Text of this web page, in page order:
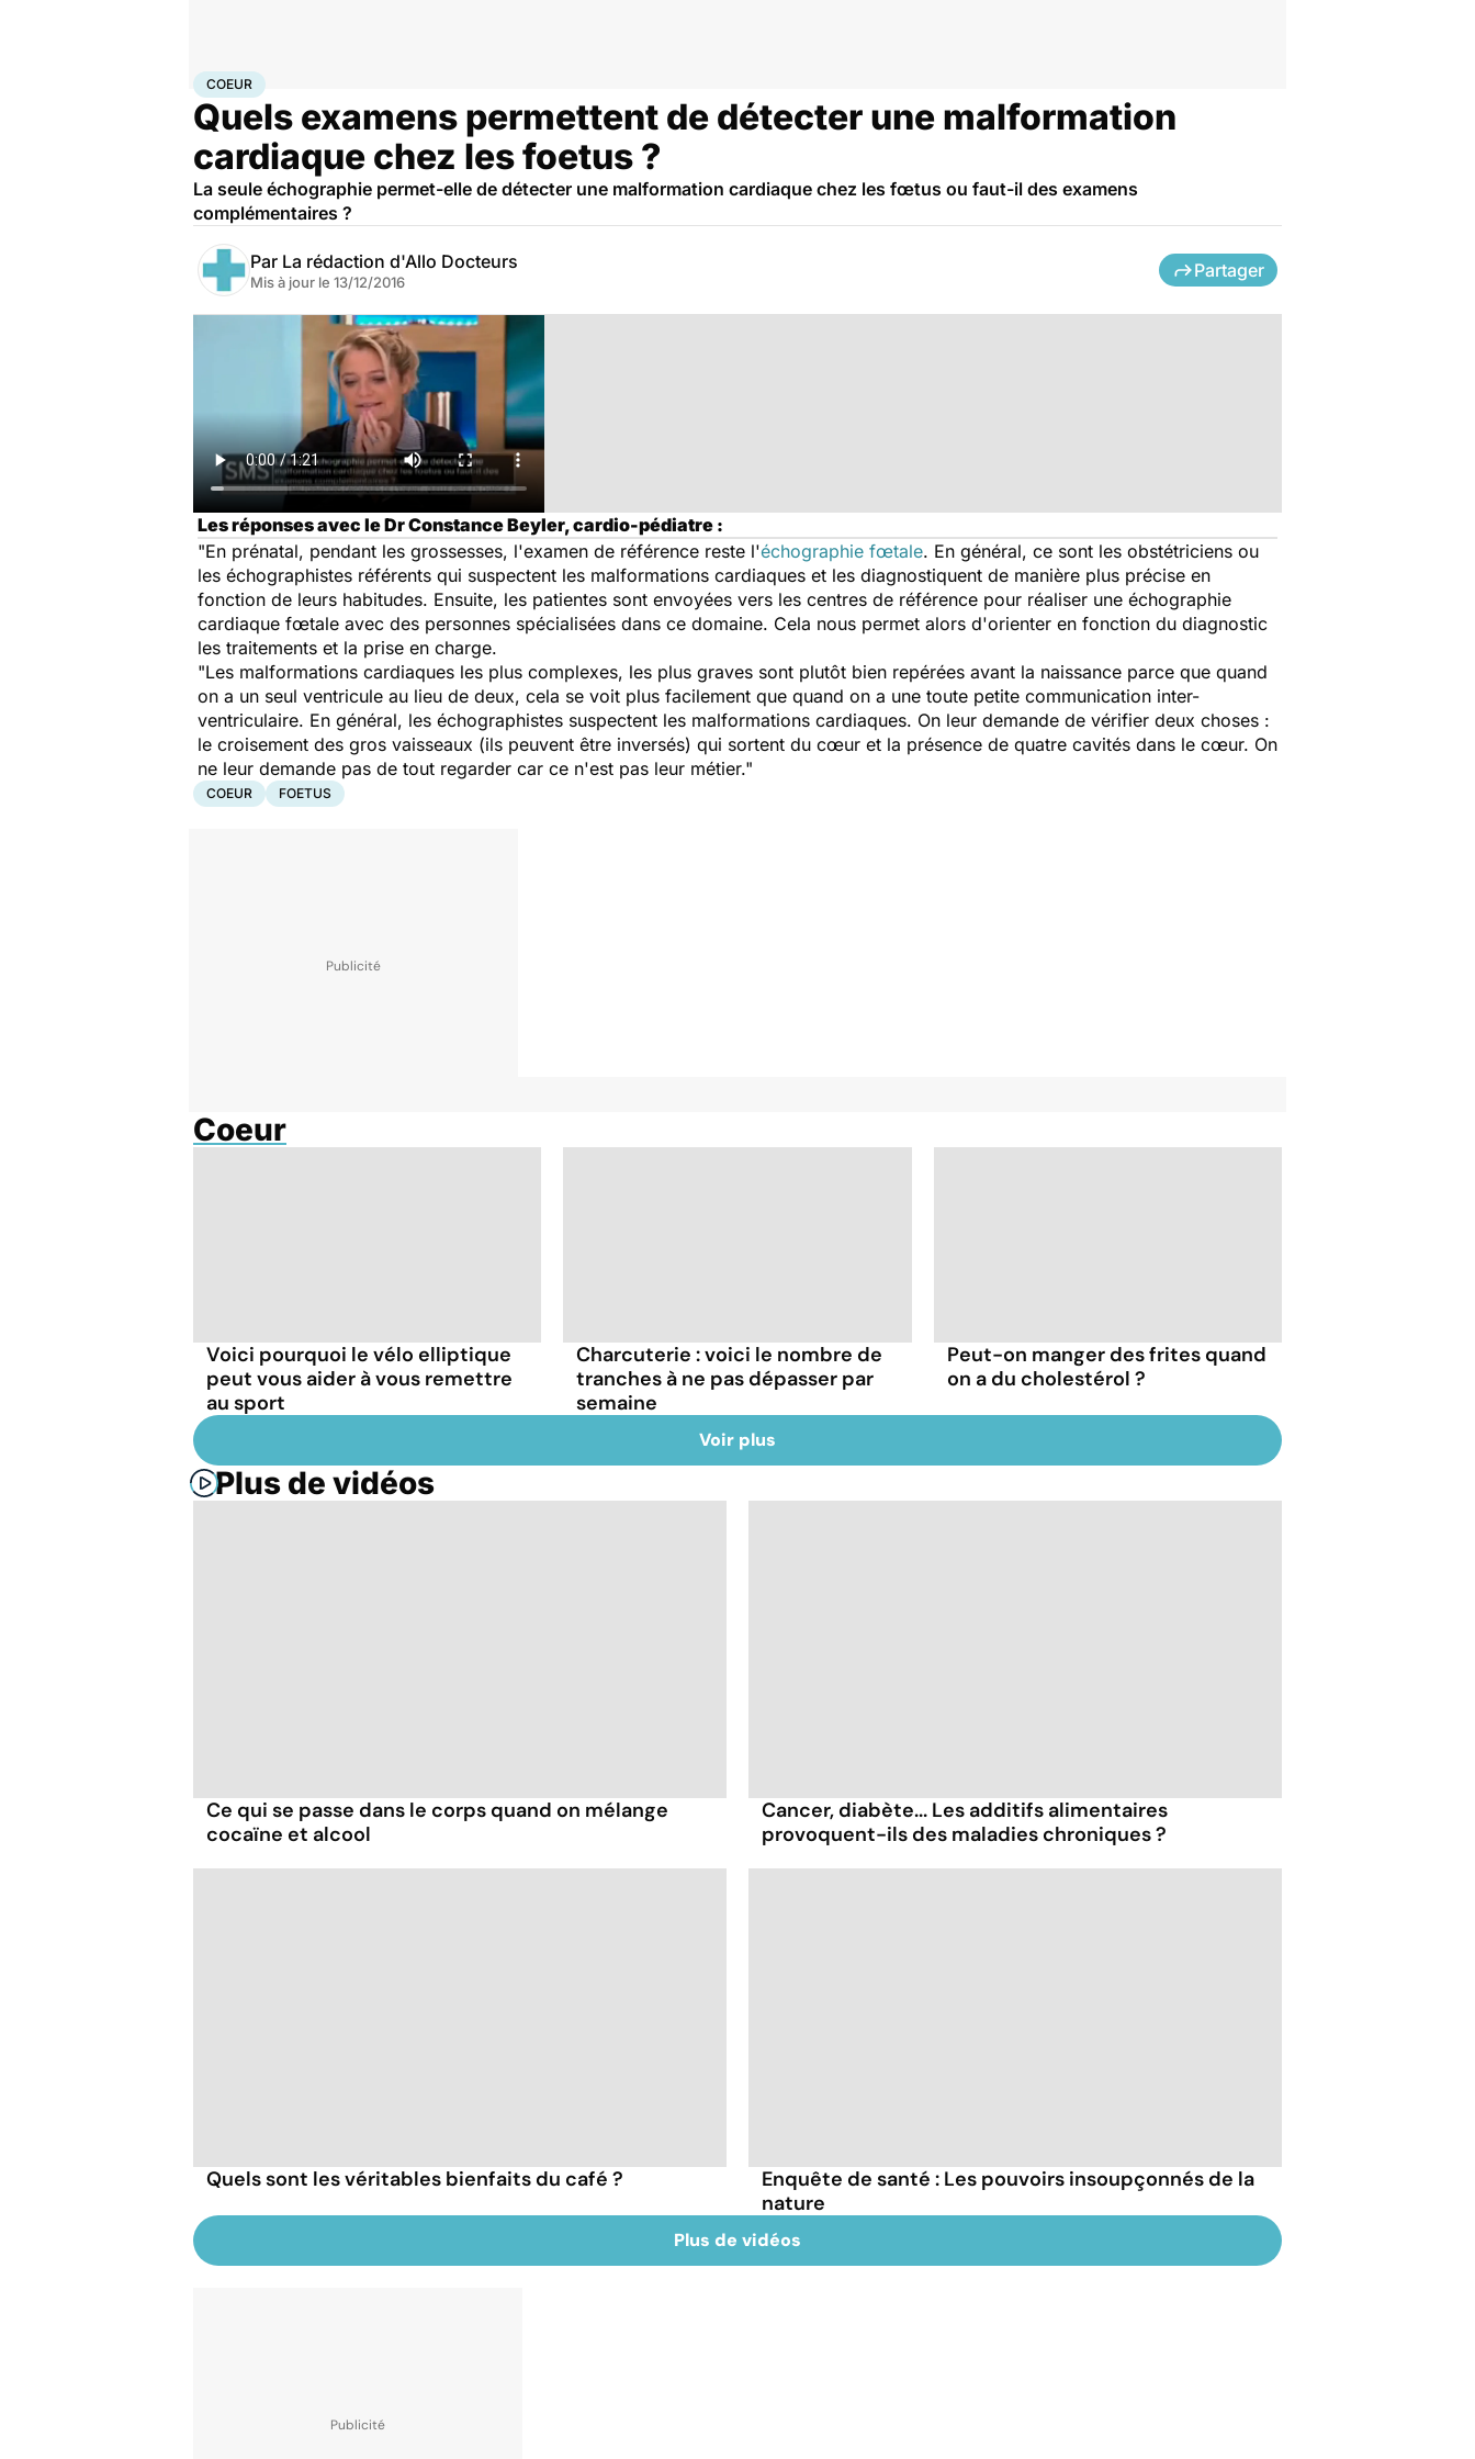
AccueilSanté
COEUR
Quels examens permettent de détecter une malformation
cardiaque chez les foetus ?
La seule échographie permet-elle de détecter une malformation cardiaque chez les fœtus ou faut-il des examens
complémentaires ?
Par La rédaction d'Allo Docteurs
Mis à jour le 13/12/2016
Partager
Les réponses avec le Dr Constance Beyler, cardio-pédiatre :
"En prénatal, pendant les grossesses, l'examen de référence reste l'échographie fœtale. En général, ce sont les obstétriciens ou
les échographistes référents qui suspectent les malformations cardiaques et les diagnostiquent de manière plus précise en
fonction de leurs habitudes. Ensuite, les patientes sont envoyées vers les centres de référence pour réaliser une échographie
cardiaque fœtale avec des personnes spécialisées dans ce domaine. Cela nous permet alors d'orienter en fonction du diagnostic
les traitements et la prise en charge.
"Les malformations cardiaques les plus complexes, les plus graves sont plutôt bien repérées avant la naissance parce que quand
on a un seul ventricule au lieu de deux, cela se voit plus facilement que quand on a une toute petite communication inter-
ventriculaire. En général, les échographistes suspectent les malformations cardiaques. On leur demande de vérifier deux choses :
le croisement des gros vaisseaux (ils peuvent être inversés) qui sortent du cœur et la présence de quatre cavités dans le cœur. On
ne leur demande pas de tout regarder car ce n'est pas leur métier."
COEUR FOETUS
Coeur
Voici pourquoi le vélo elliptique
peut vous aider à vous remettre
au sport
Charcuterie : voici le nombre de
tranches à ne pas dépasser par
semaine
Peut-on manger des frites quand
on a du cholestérol ?
Voir plus
Plus de vidéos
Ce qui se passe dans le corps quand on mélange
cocaïne et alcool
Cancer, diabète... Les additifs alimentaires
provoquent-ils des maladies chroniques ?
Quels sont les véritables bienfaits du café ?
Enquête de santé : Les pouvoirs insoupçonnés de la
nature
Plus de vidéos